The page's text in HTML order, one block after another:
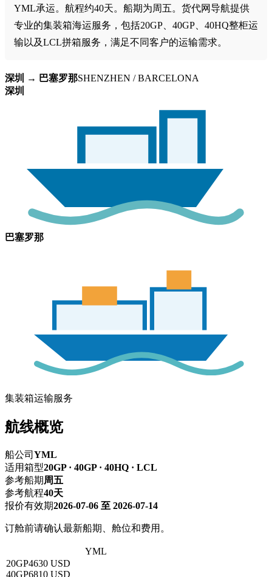
YML承运。航程约40天。船期为周五。货代网导航提供
专业的集装箱海运服务，包括20GP、40GP、40HQ整柜运
输以及LCL拼箱服务，满足不同客户的运输需求。
深圳 → 巴塞罗那SHENZHEN / BARCELONA
深圳
巴塞罗那
集装箱运输服务
航线概览
船公司 YML
适用箱型20GP · 40GP · 40HQ · LCL
参考船期 周五
参考航程40天
报价有效期2026-07-06 至 2026-07-14
订舱前请确认最新船期、舱位和费用。
YML
20GP4630 USD
40GP6810 USD